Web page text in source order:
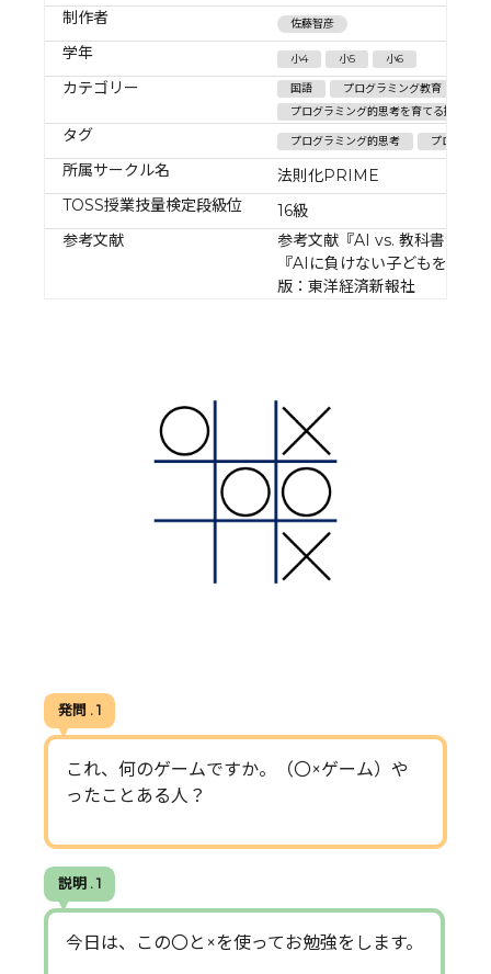
制作者
佐藤智彦
学年 小4 小5 小6
カテゴリー 国語 プログラミング教育
プログラミング的思考を育てる授業/プ
タグ プログラミング的思考 プログラミ
所属サークル名
法則化PRIME
TOSS授業技量検定段級位
16級
参考文献
参考文献『AI vs. 教科書が読
『AIに負けない子どもを育て
版：東洋経済新報社
発問 . 1
これ、何のゲームですか。（〇×ゲーム）や
ったことある人？
説明 . 1
今日は、この〇と×を使ってお勉強をします。